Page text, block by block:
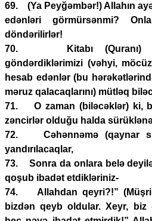
69. (Ya Peyğəmbər!) Allahın
edənləri görmürsənmi?
döndərilirlər!
70. Kitabı (Quranı) və
göndərdiklərimizi (vəhyi,
hesab edənlər (bu
məruz qalacaqlarını) mütləq
71. O zaman (biləcəklər) ki,
zəncirlər olduğu halda
72. Cəhənnəmə (qaynar
yandırılacaqlar,
73. Sonra da onlara belə
qoşub ibadət etdikləriniz-
74. Allahdan qeyri?!”
bizdən qeyb oldular. Xeyr, biz